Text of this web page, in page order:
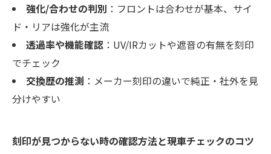
強化/合わせの判別 ：フロントは合わせが基本、サイ
ド・リアは強化が主流
透過率や機能確認：UV/IRカットや遮音の有無を刻印
でチェック
交換歴の推測 ：メーカー刻印の違いで純正・社外を見
分けやすい
刻印が見つからない時の確認方法と現車チェックのコツ